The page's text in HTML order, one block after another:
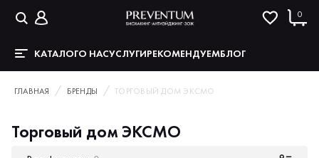
0
КАТАЛОГО НАСУСЛУГИРЕКОМЕНДУЕМБЛОГ
ГЛАВНАЯ БРЕНДЫ ТОРГОВЫЙ ДОМ ЭКСМО
Торговый дом ЭКСМО